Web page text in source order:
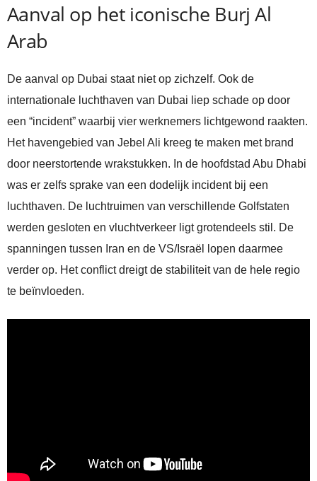
Aanval op het iconische Burj Al
Arab
De aanval op Dubai staat niet op zichzelf. Ook de
internationale luchthaven van Dubai liep schade op door
een “incident” waarbij vier werknemers lichtgewond raakten.
Het havengebied van Jebel Ali kreeg te maken met brand
door neerstortende wrakstukken. In de hoofdstad Abu Dhabi
was er zelfs sprake van een dodelijk incident bij een
luchthaven. De luchtruimen van verschillende Golfstaten
werden gesloten en vluchtverkeer ligt grotendeels stil. De
spanningen tussen Iran en de VS/Israël lopen daarmee
verder op. Het conflict dreigt de stabiliteit van de hele regio
te beïnvloeden.